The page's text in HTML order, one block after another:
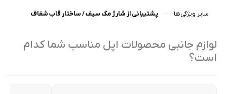
سایر ویژگی‌ها پشتیبانی از شارژ مگ سیف / ساختار قاب شفاف
لوازم جانبی محصولات اپل مناسب شما کدام
است؟